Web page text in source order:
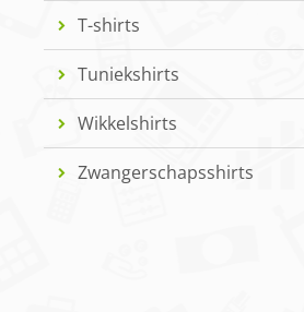
T-shirts
Tuniekshirts
Wikkelshirts
Zwangerschapsshirts